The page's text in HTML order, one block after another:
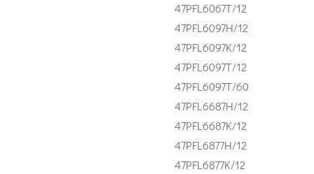
47PFL6067T/12
47PFL6097H/12
47PFL6097K/12
47PFL6097T/12
47PFL6097T/60
47PFL6687H/12
47PFL6687K/12
47PFL6877H/12
47PFL6877K/12